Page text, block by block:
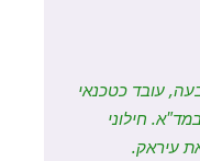
לארבעה, עובד כטכנאי
חילוני
עיראק.